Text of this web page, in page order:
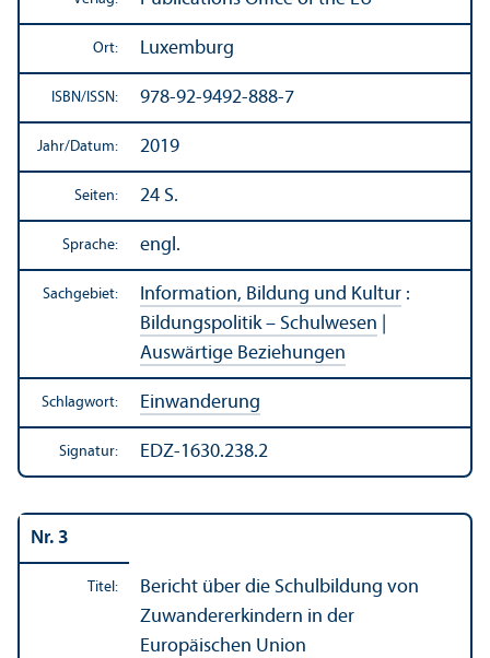
Ort: Luxemburg
ISBN/ ISSN: 978-92-9492-888-7
Jahr/Datum: 2019
Seiten: 24 S.
Sprache: engl.
Sachgebiet: Information, Bildung und Kultur :
Bildungs­politik – Schulwesen
Auswärtige Beziehungen
Schlagwort: Einwanderung
Signatur: EDZ-1630.238.2
Nr. 3
Titel:
Bericht über die Schulbildung von
Zuwandererkindern in der
Europäischen Union